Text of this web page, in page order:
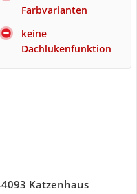
Farbvarianten
keine
Dachlukenfunktion
Katzenhaus